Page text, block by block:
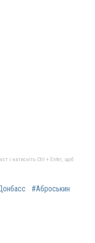
і натисніть Ctrl + Enter, щоб
#Аброськин